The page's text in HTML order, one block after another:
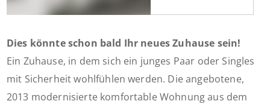
Dies könnte schon bald Ihr neues Zuhause sein!
Ein Zuhause, in dem sich ein junges Paar oder Singles
mit Sicherheit wohlfühlen werden. Die angebotene,
2013 modernisierte komfortable Wohnung aus dem